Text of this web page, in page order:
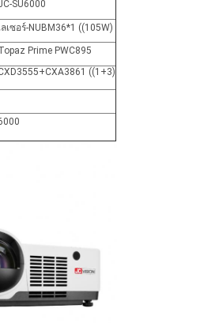
SU6000
ลเซอร์-NUBM36*1 ((105W)
Prime PWC895
((1+3)